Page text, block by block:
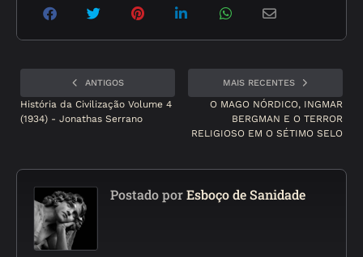
MAIS RECENTES
O MAGO NÓRDICO, INGMAR
BERGMAN E O TERROR
RELIGIOSO EM O SÉTIMO SELO
ANTIGOS
História da Civilização Volume 4
(1934) - Jonathas Serrano
Postado porEsboço de Sanidade